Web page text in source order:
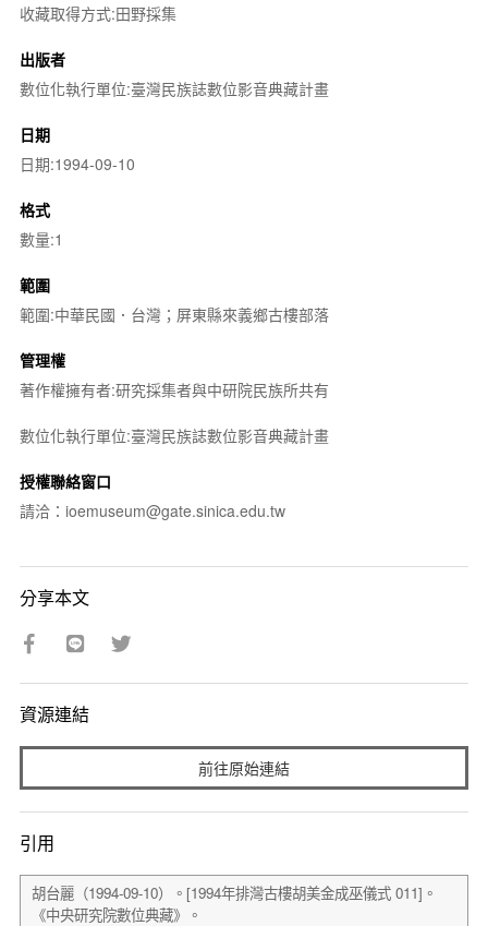
收藏取得方式:田野採集
出版者
數位化執行單位:臺灣民族誌數位影音典藏計畫
日期
日期:1994-09-10
格式
數量:1
範圍
範圍:中華民國．台灣；屏東縣來義鄉古樓部落
管理權
著作權擁有者:研究採集者與中研院民族所共有
數位化執行單位:臺灣民族誌數位影音典藏計畫
授權聯絡窗口
請洽：ioemuseum@gate.sinica.edu.tw
分享本文
資源連結
前往原始連結
引用